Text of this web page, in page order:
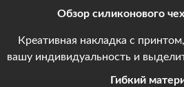
Обзор силиконового
Креативная накладка с
вашу индивидуальность и
Гибкий